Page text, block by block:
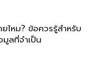
ไหม? ข้อควรรู้สำหรับ
มูลที่จำเป็น